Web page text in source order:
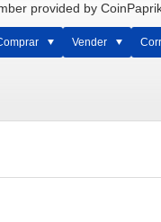
provided by
Vender